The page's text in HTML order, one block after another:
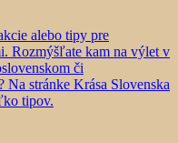
alebo tipy pre
Rozmýšľate kam na výlet v
či
stránke Krása Slovenska
tipov.